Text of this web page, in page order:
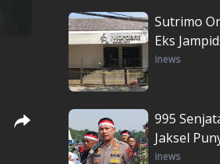
Sutrimo
Eks
inews
995
Jaksel
inews